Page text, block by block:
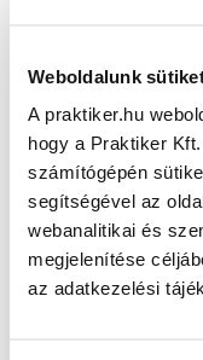
Weboldalunk
A praktiker.hu
hogy a Praktiker
számítógépén
segítségével az
webanalitikai és
megjelenítése
az adatkezelési